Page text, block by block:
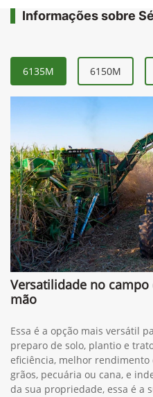
Informações sobre
6135M 6150M
Versatilidade no
mão
Essa é a opção mais versátil
preparo de solo, plantio e
eficiência, melhor rendimento
grãos, pecuária ou cana, e
da sua propriedade, essa é a